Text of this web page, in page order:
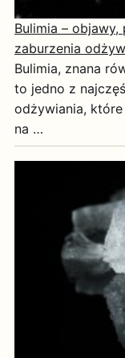
Bulimia –
zaburzenia
Bulimia, znana
to jedno z
odżywiania,
na …